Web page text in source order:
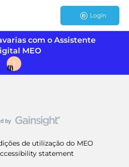
Login
com o Assistente
MEO
J
de utilização do MEO
statement